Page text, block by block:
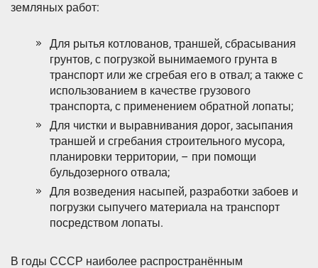
земляных работ:
Для рытья котлованов, траншей, сбрасывания
грунтов, с погрузкой вынимаемого грунта в
транспорт или же сгребая его в отвал; а также с
использованием в качестве грузового
транспорта, с применением обратной лопаты;
Для чистки и выравнивания дорог, засыпания
траншей и сгребания строительного мусора,
планировки территории, – при помощи
бульдозерного отвала;
Для возведения насыпей, разработки забоев и
погрузки сыпучего материала на транспорт
посредством лопаты.
В годы СССР наиболее распространённым